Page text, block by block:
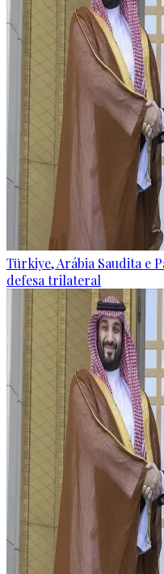
Türkiye, Arábia Saudita e
defesa trilateral